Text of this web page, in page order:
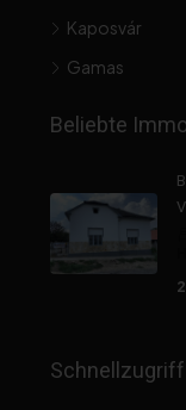
Kaposvár
Gamas
Beliebte
Schnellzugriff